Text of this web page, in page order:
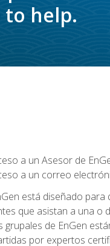
to help.
a un Asesor de
a un correo
está diseñado
que asistan a una
grupales de EnGen
por expertos